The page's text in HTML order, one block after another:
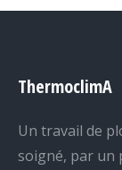
ThermoclimA
Un travail de
soigné, par un